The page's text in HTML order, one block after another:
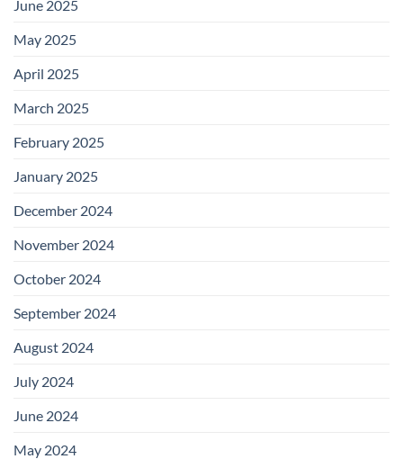
June 2025
May 2025
April 2025
March 2025
February 2025
January 2025
December 2024
November 2024
October 2024
September 2024
August 2024
July 2024
June 2024
May 2024